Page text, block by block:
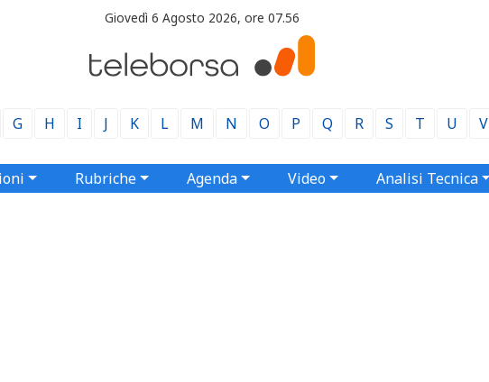
Giovedì 6 Agosto 2026, ore 07.56
G H I J K L M N O P Q R S T U V
Rubriche Agenda Video Analisi Tecnica